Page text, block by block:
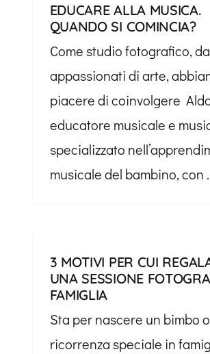
EDUCARE ALLA MUSICA.
QUANDO SI COMINCIA?
Come studio fotografico,
appassionati di arte,
piacere di coinvolgere
educatore musicale e
specializzato
musicale del bambino, con
3 MOTIVI PER CUI
UNA SESSIONE
FAMIGLIA
Sta per nascere un bimbo
ricorrenza speciale in